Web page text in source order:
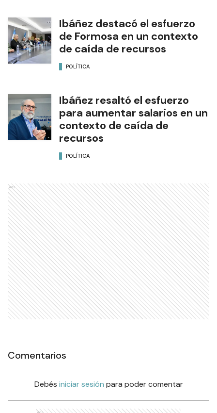
Ibáñez destacó el esfuerzo
de Formosa en un contexto
de caída de recursos
Ibáñez resaltó el esfuerzo
para aumentar salarios en un
contexto de caída de
recursos
Ads
Debésiniciar sesiónpara poder comentar